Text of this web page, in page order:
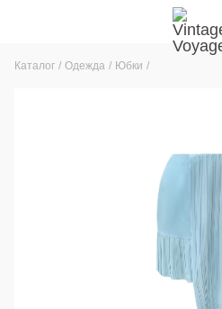
Каталог Одежда Юбки